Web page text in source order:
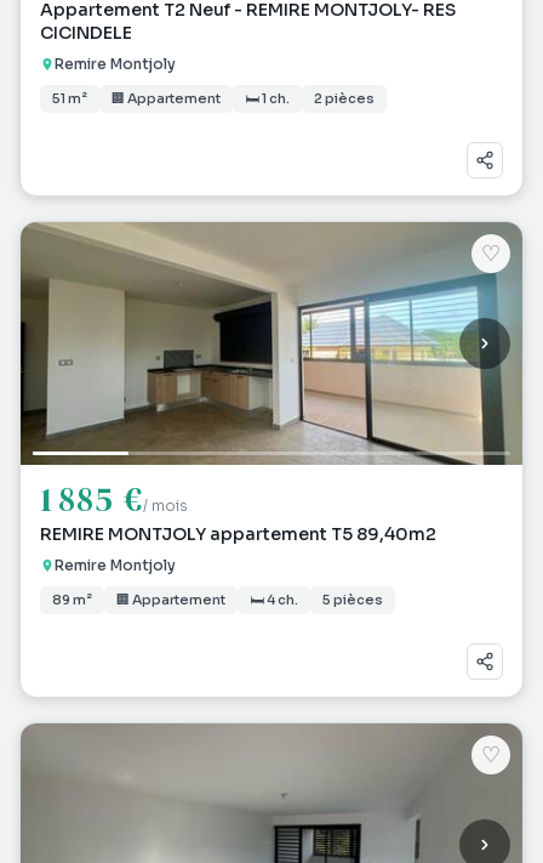
Appartement T2 Neuf - REMIRE MONTJOLY- RES
CICINDELE
Remire Montjoly
51 m² 🏢 Appartement 🛏 1 ch. 2 pièces
♡
1 885 €/ mois
REMIRE MONTJOLY appartement T5 89,40m2
Remire Montjoly
89 m² 🏢 Appartement 🛏 4 ch. 5 pièces
♡